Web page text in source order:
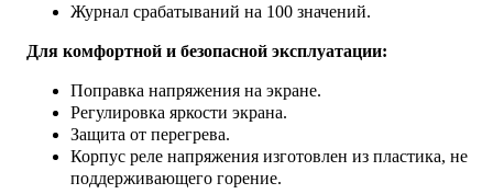
Журнал срабатываний на 100 значений.
Для комфортной и безопасной эксплуатации:
Поправка напряжения на экране.
Регулировка яркости экрана.
Защита от перегрева.
Корпус реле напряжения изготовлен из пластика, не
поддерживающего горение.